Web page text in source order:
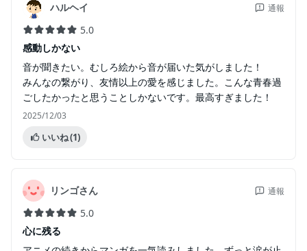
ハルヘイ 通報
5.0
感動しかない
音が聞きたい。むしろ絵から音が届いた気がしました！
みんなの繋がり、友情以上の愛を感じました。こんな青春過
ごしたかったと思うことしかないです。最高すぎました！
2025/12/03
いいね(1)
リンゴさん 通報
5.0
心に残る